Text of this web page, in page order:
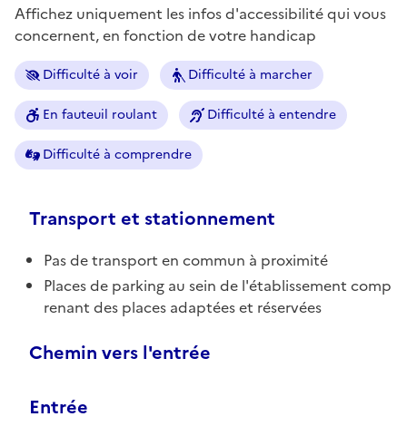
Affichez uniquement les infos d'accessibilité qui vous
concernent, en fonction de votre handicap
Difficulté à voir Difficulté à marcher
En fauteuil roulant Difficulté à entendre
Difficulté à comprendre
Transport et stationnement
Pas de transport en commun à proximité
Places de parking au sein de l'établissement comp
renant des places adaptées et réservées
Chemin vers l'entrée
Entrée